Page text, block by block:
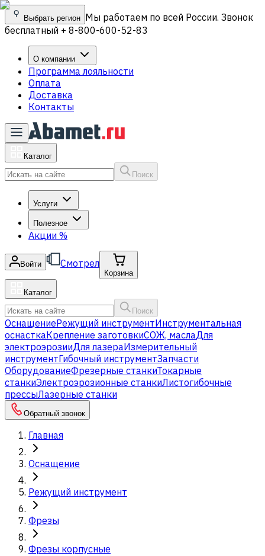
Выбрать регион Мы работаем по всей России. Звонок
бесплатный + 8-800-600-52-83
О компании
Программа лояльности
Оплата
Доставка
Контакты
Каталог
Поиск
Услуги
Полезное
Акции %
Войти Смотрел
Корзина
Каталог
Поиск
ОснащениеРежущий инструментИнструментальная
оснасткаКрепление заготовкиСОЖ, маслаДля
электроэрозииДля лазераИзмерительный
инструментГибочный инструментЗапчасти
ОборудованиеФрезерные станкиТокарные
станкиЭлектроэрозионные станкиЛистогибочные
прессыЛазерные станки
Обратный звонок
Главная
Оснащение
Режущий инструмент
Фрезы
Фрезы корпусные